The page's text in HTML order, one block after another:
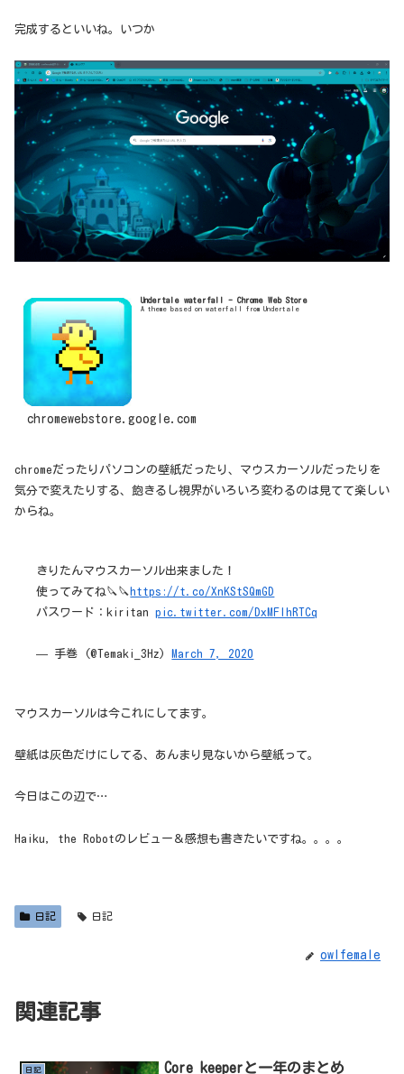
完成するといいね。いつか
Undertale waterfall - Chrome Web Store
A theme based on waterfall from Undertale
chromewebstore.google.com
chromeだったりパソコンの壁紙だったり、マウスカーソルだったりを
気分で変えたりする、飽きるし視界がいろいろ変わるのは見てて楽しい
からね。
きりたんマウスカーソル出来ました！
使ってみてね🔪🔪 https://t.co/XnKStSQmGD
パスワード：kiritanpic.twitter.com/DxMFlhRTCq
— 手巻 (@Temaki_3Hz)March 7, 2020
マウスカーソルは今これにしてます。
壁紙は灰色だけにしてる、あんまり見ないから壁紙って。
今日はこの辺で…
Haiku, the Robotのレビュー＆感想も書きたいですね。。。。
日記 日記
owlfemale
関連記事
日記 Core keeperと一年のまとめ